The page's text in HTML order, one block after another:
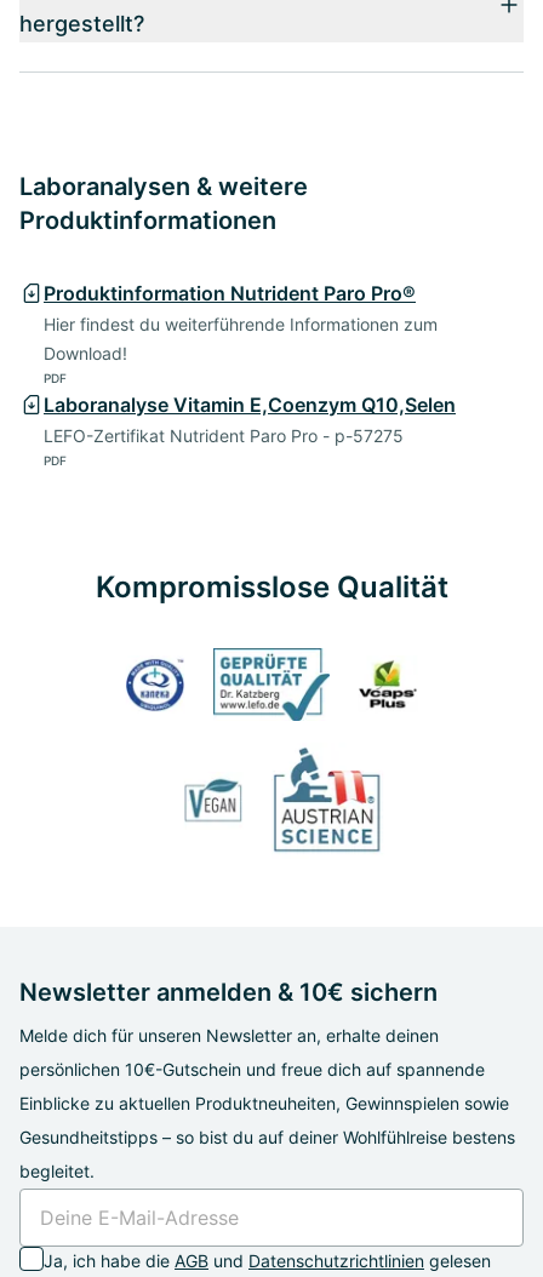
hergestellt?
Laboranalysen & weitere
Produktinformationen
Produktinformation Nutrident Paro Pro®
Hier findest du weiterführende Informationen zum
Download!
PDF
Laboranalyse Vitamin E,Coenzym Q10,Selen
LEFO-Zertifikat Nutrident Paro Pro - p-57275
PDF
Kompromisslose Qualität
Newsletter anmelden & 10€ sichern
Melde dich für unseren Newsletter an, erhalte deinen
persönlichen 10€-Gutschein und freue dich auf spannende
Einblicke zu aktuellen Produktneuheiten, Gewinnspielen sowie
Gesundheitstipps – so bist du auf deiner Wohlfühlreise bestens
begleitet.
Ja, ich habe die AGB und Datenschutzrichtlinien gelesen